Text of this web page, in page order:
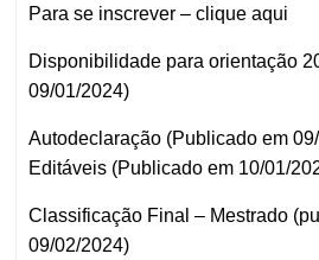
Para se inscrever –clique aqui
Disponibilidade para orientação
09/01/2024)
Autodeclaração (Publicado em
Editáveis (Publicado em 10/01/
Classificação Final – Mestrado
09/02/2024)